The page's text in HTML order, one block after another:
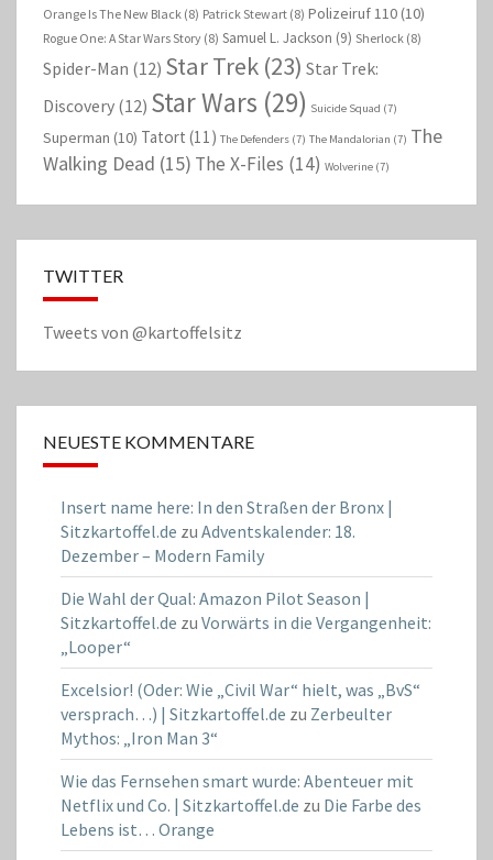
Orange Is The New Black (8) Patrick Stewart (8) Polizeiruf 110 (10)
Rogue One: A Star Wars Story (8) Samuel L. Jackson (9) Sherlock (8)
Spider-Man (12) Star Trek (23) Star Trek:
Discovery (12) Star Wars (29) Suicide Squad (7)
Superman (10) Tatort (11) The Defenders (7) The Mandalorian (7) The
Walking Dead (15) The X-Files (14) Wolverine (7)
TWITTER
Tweets von @kartoffelsitz
NEUESTE KOMMENTARE
Insert name here: In den Straßen der Bronx |
Sitzkartoffel.de zu Adventskalender: 18.
Dezember – Modern Family
Die Wahl der Qual: Amazon Pilot Season |
Sitzkartoffel.de zu Vorwärts in die Vergangenheit:
„Looper“
Excelsior! (Oder: Wie „Civil War“ hielt, was „BvS“
versprach…) | Sitzkartoffel.de zu Zerbeulter
Mythos: „Iron Man 3“
Wie das Fernsehen smart wurde: Abenteuer mit
Netflix und Co. | Sitzkartoffel.de zu Die Farbe des
Lebens ist… Orange